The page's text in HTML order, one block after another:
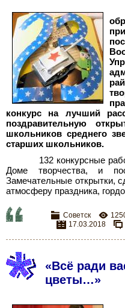
конкурс на лучший
поздравительную
школьников среднего
старших школьников.
132 конкурсные
Доме творчества, и
Замечательные открытки,
атмосферу праздника,
Советск
17.03.2018
«Всё ради
цветы…»